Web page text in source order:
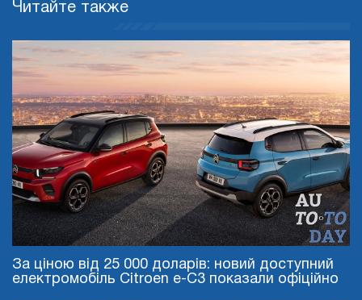
Читайте также
За ціною від 25 000 доларів: новий доступний
електромобіль Citroen e-C3 показали офіційно